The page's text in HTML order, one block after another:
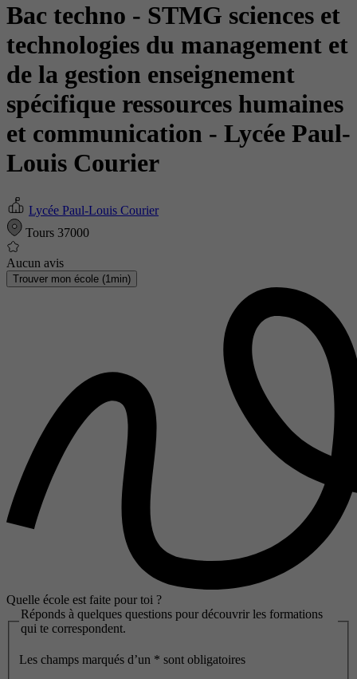
Bac techno - STMG sciences et
technologies du management et
de la gestion enseignement
spécifique ressources humaines
et communication - Lycée Paul-
Louis Courier
Lycée Paul-Louis Courier
Tours 37000
Aucun avis
Trouver mon école (1min)
Quelle école est faite pour toi ?
Réponds à quelques questions pour découvrir les formations
qui te correspondent.
Les champs marqués d’un * sont obligatoires